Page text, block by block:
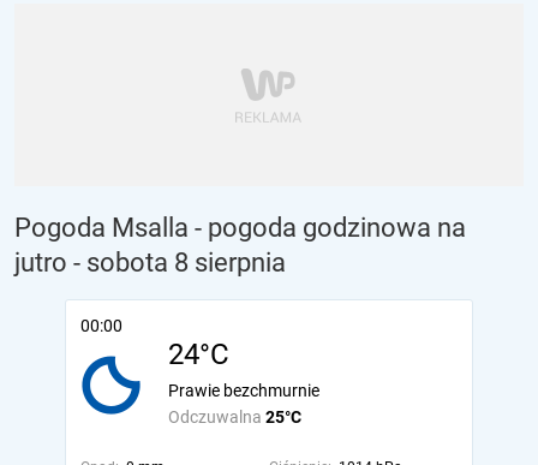
Pogoda Msalla - pogoda godzinowa na
jutro - sobota 8 sierpnia
00:00
24°C
Odczuwalna 25°C
Prawie bezchmurnie